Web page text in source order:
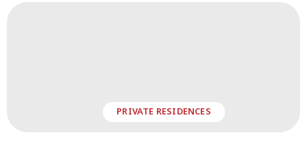
PRIVATE RESIDENCES